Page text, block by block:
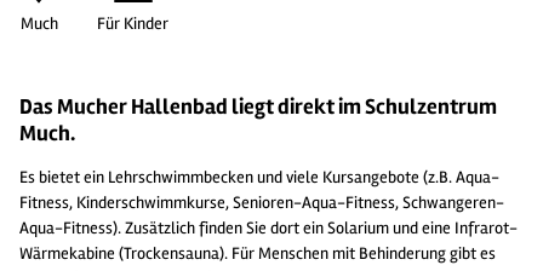
Much Für Kinder
Das Mucher Hallenbad liegt direkt im Schulzentrum
Much.
Es bietet ein Lehrschwimmbecken und viele Kursangebote (z.B. Aqua-
Fitness, Kinderschwimmkurse, Senioren-Aqua-Fitness, Schwangeren-
Aqua-Fitness). Zusätzlich finden Sie dort ein Solarium und eine Infrarot-
Wärmekabine (Trockensauna). Für Menschen mit Behinderung gibt es